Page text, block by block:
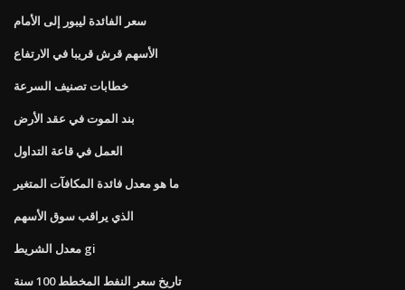
سعر الفائدة ليبور إلى الأمام
الأسهم قرش قريبا في الارتفاع
خطابات تصنيف السرعة
بند الموت في عقد الأرض
العمل في قاعة التداول
ما هو معدل فائدة المكافآت المتغير
الذي يراقب سوق الأسهم
معدل الشريط gi
تاريخ سعر النفط المخطط 100 سنة